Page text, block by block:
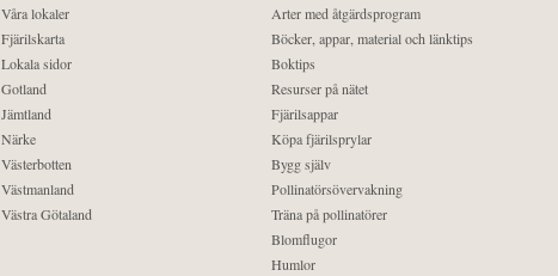
Våra lokaler
Fjärilskarta
Lokala sidor
Gotland
Jämtland
Närke
Västerbotten
Västmanland
Västra Götaland
Arter med åtgärdsprogram
Böcker, appar, material och länktips
Boktips
Resurser på nätet
Fjärilsappar
Köpa fjärilsprylar
Bygg själv
Pollinatörsövervakning
Träna på pollinatörer
Blomflugor
Humlor